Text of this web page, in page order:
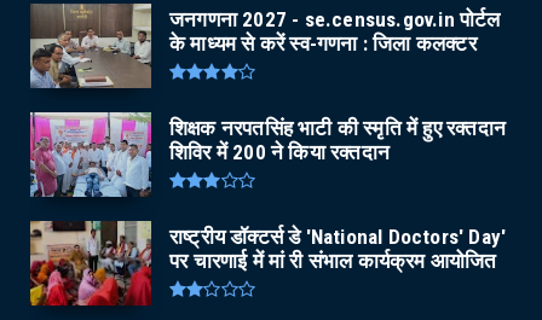
जनगणना 2027 - se.census.gov.in पोर्टल
के माध्यम से करें स्व-गणना : जिला कलक्टर
शिक्षक नरपतसिंह भाटी की स्मृति में हुए रक्तदान
शिविर में 200 ने किया रक्तदान
राष्ट्रीय डॉक्टर्स डे 'National Doctors' Day'
पर चारणाई में मां री संभाल कार्यक्रम आयोजित